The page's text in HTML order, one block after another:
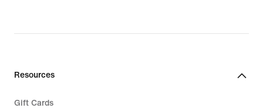
Resources
Gift Cards